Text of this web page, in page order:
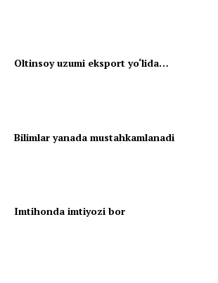
Oltinsoy uzumi eksport yo‘lida…
Bilimlar yanada mustahkamlanadi
Imtihonda imtiyozi bor